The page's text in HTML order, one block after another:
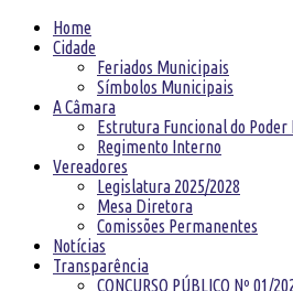
Home
Cidade
Feriados Municipais
Símbolos Municipais
A Câmara
Estrutura Funcional do Poder
Regimento Interno
Vereadores
Legislatura 2025/2028
Mesa Diretora
Comissões Permanentes
Notícias
Transparência
CONCURSO PÚBLICO Nº 01/